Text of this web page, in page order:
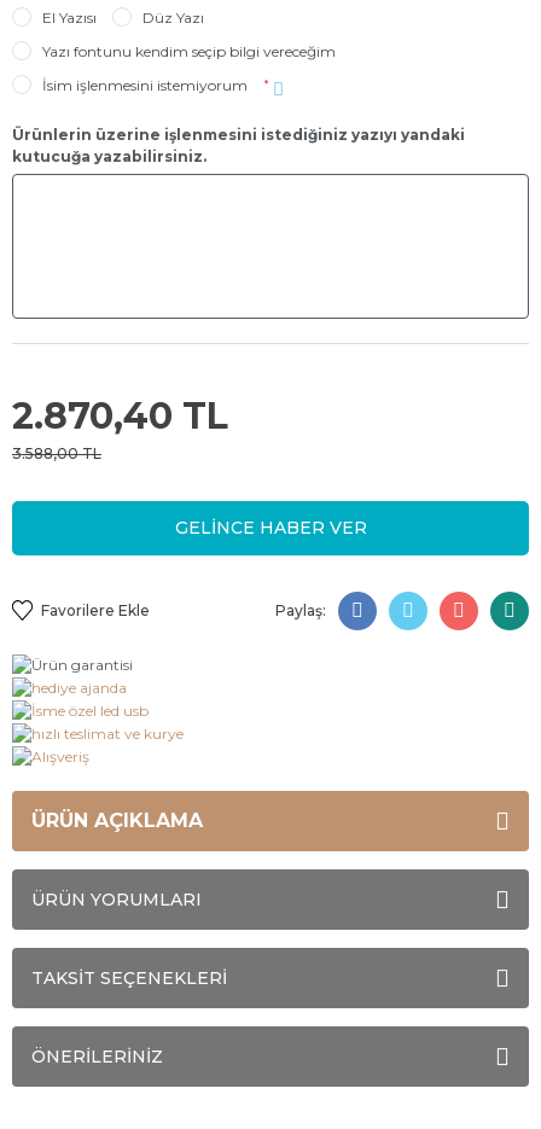
El Yazısı
Düz Yazı
Yazı fontunu kendim seçip bilgi vereceğim
İsim işlenmesini istemiyorum
*
Ürünlerin üzerine işlenmesini istediğiniz yazıyı yandaki
kutucuğa yazabilirsiniz.
2.870,40 TL
3.588,00 TL
GELİNCE HABER VER
Paylaş:
ÜRÜN AÇIKLAMA
ÜRÜN YORUMLARI
TAKSİT SEÇENEKLERİ
ÖNERİLERİNİZ